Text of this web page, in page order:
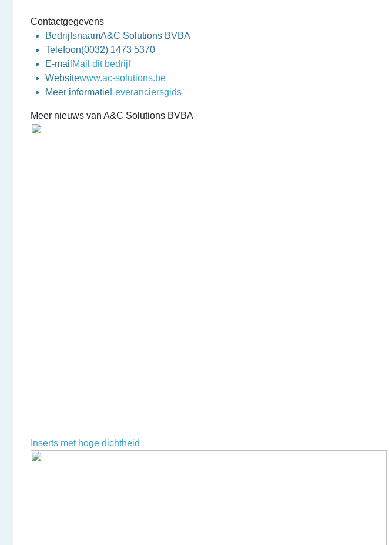
Contactgegevens
BedrijfsnaamA&C Solutions BVBA
Telefoon(0032) 1473 5370
E-mail Mail dit bedrijf
Websitewww.ac-solutions.be
Meer informatieLeveranciersgids
Meer nieuws van A&C Solutions BVBA
Inserts met hoge dichtheid